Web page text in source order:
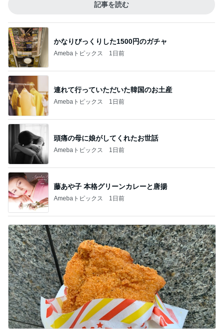
記事を読む
かなりびっくりした1500円のガチャ
Amebaトピックス 1日前
連れて行っていただいた韓国のお土産
Amebaトピックス 1日前
頭痛の母に娘がしてくれたお世話
Amebaトピックス 1日前
藤あや子 本格グリーンカレーと唐揚
Amebaトピックス 1日前